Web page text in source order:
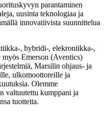
parantaminen
uusinta teknologiaa ja
innovatiivista suunnittelua
, hybridi-, elekroniikka-,
Emerson (Aventics)
Marsilin ohjaus- ja
ulkomoottoreille ja
Olemme
valtuutettu kumppani ja
tuotteita.